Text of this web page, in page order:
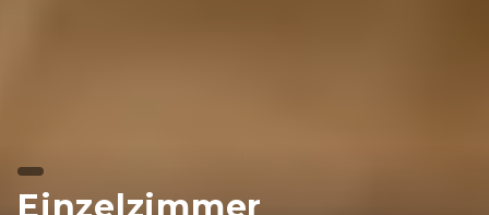
Einzelzimmer